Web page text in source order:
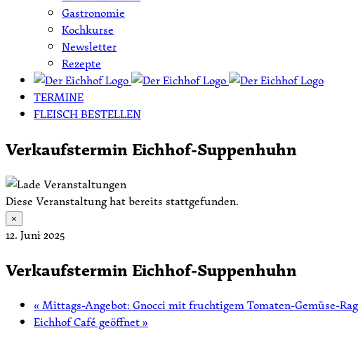
Gastronomie
Kochkurse
Newsletter
Rezepte
TERMINE
FLEISCH BESTELLEN
Verkaufstermin Eichhof-Suppenhuhn
Diese Veranstaltung hat bereits stattgefunden.
×
12. Juni 2025
Verkaufstermin Eichhof-Suppenhuhn
« Mittags-Angebot: Gnocci mit fruchtigem Tomaten-Gemüse-
Eichhof Café geöffnet»